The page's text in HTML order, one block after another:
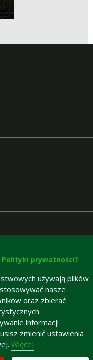
prywatności?
używają plików
nasze
oraz zbierać
informacji
zmienić ustawienia
Więcej